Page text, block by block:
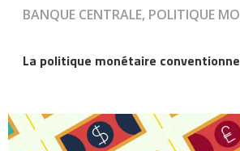
BANQUE CENTRALE, POLITIQUE
La politique monétaire